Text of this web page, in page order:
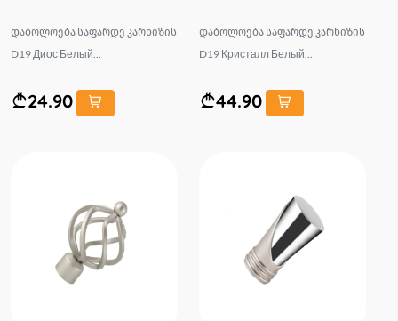
დაბოლოება საფარდე კარნიზის
D19 Диос Белый...
24.90
დაბოლოება საფარდე კარნიზის
D19 Кристалл Белый...
44.90